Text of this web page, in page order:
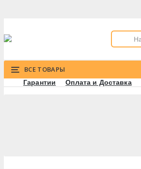
ВСЕ ТОВАРЫ
Гарантии Оплата и Доставка